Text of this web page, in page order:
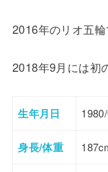
2016年のリオ五輪
2018年9月には初
生年月日
身長/体重